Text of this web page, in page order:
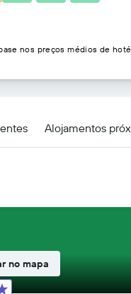
Alojamentos
no mapa
nos preços médios de